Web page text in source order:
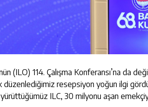
(ILO) 114. Çalışma Konferansı’na da
resepsiyon yoğun ilgi
yürüttüğümüz ILC, 30 milyonu aşan